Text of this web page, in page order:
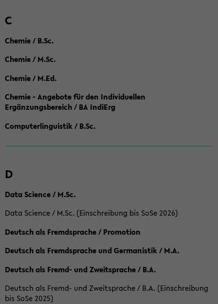
C
Chemie / B.Sc.
Chemie / M.Sc.
Chemie / M.Ed.
Chemie - Angebote für den Individuellen
Ergänzungsbereich / BA IndiErg
Computerlinguistik / B.Sc.
D
Data Science / M.Sc.
Data Science / M.Sc. (Einschreibung bis SoSe 2026)
Deutsch als Fremdsprache / Promotion
Deutsch als Fremdsprache und Germanistik / M.A.
Deutsch als Fremd- und Zweitsprache / B.A.
Deutsch als Fremd- und Zweitsprache / B.A. (Einschreibung
bis SoSe 2025)